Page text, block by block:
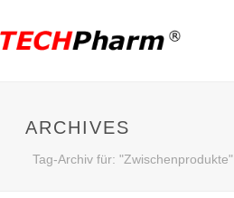
ARCHIVES
Tag-Archiv für: "Zwischenprodukte"